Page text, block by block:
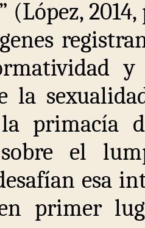
(López,
la
la primacía
el
esa
primer